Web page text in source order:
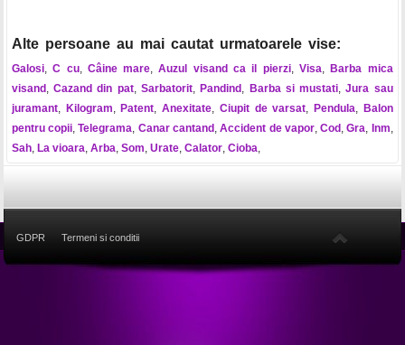
Alte persoane au mai cautat urmatoarele vise:
Galosi,C cu, Câine mare,Auzul visand ca il pierzi,Visa, Barba mica
visand ,Cazand din pat,Sarbatorit, Pandind , Barba si mustati,Jura sau
juramant, Kilogram, Patent,Anexitate, Ciupit de varsat, Pendula, Balon
pentru copii,Telegrama, Canar cantand ,Accident de vapor,Cod ,Gra, Inm,
Sah, La vioara, Arba, Som, Urate, Calator, Cioba,
GDPR Termeni si conditii